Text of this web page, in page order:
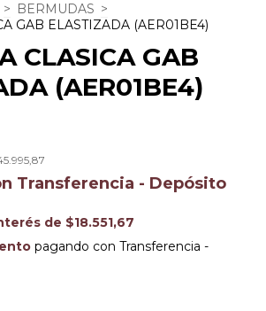
> BERMUDAS >
GAB ELASTIZADA (AER01BE4)
CLASICA GAB
(AER01BE4)
Transferencia - Depósito
de $18.551,67
pagando con Transferencia -